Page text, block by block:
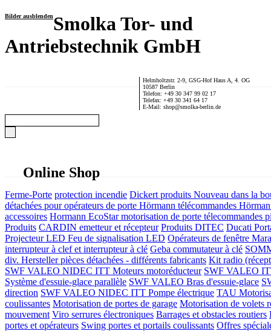
Bilder ausblendenSmolka Tor- und
Antriebstechnik GmbH
Helmholtzstr. 2-9, GSG-Hof Haus A, 4. OG
10587 Berlin
Telefon: +49 30 347 99 02 17
Telefax: +49 30 341 64 17
E-Mail: shop@smolka-berlin.de
Online Shop
Ferme-Porte protection incendie Dickert produits Nouveau dans la
détachées pour opérateurs de porte Hörmann télécommandes
accessoires Hormann EcoStar motorisation de porte télecommandes
Produits CARDIN emetteur et récepteur Produits DITEC Ducati
Projecteur LED Feu de signalisation LED Opérateurs de fenêtre
interrupteur à clef et interrupteur à clé Geba commutateur à clé
div. Herstellerpièces détachées - différents fabricants Kit radio
SWF VALEO NIDEC ITT Moteurs motoréducteur SWF VALEO
Système d'essuie-glace parallèle SWF VALEO Bras d'essuie-glace
direction SWF VALEO NIDEC ITT Pompe électrique TAU
coulissantes Motorisation de portes de garage Motorisation de volets
mouvement Viro serrures électroniques Barrages et obstacles routiers
portes et opérateurs Swing portes et portails coulissants Offres